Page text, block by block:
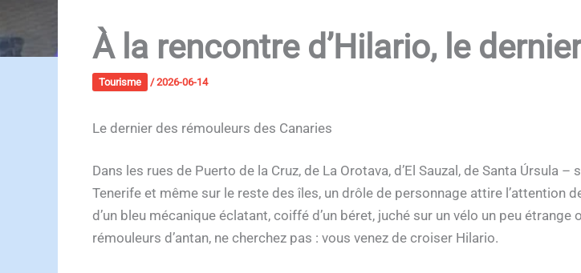
À la rencontre d’Hilario, le
Tourisme /2026-06-14
Le dernier des rémouleurs des Canaries
Dans les rues de Puerto de la Cruz, de La Orotava, d’El Sauzal, de Santa Úrsula
Tenerife et même sur le reste des îles, un drôle de personnage attire l’attention
d’un bleu mécanique éclatant, coiffé d’un béret, juché sur un vélo un peu
rémouleurs d’antan, ne cherchez pas : vous venez de croiser Hilario.